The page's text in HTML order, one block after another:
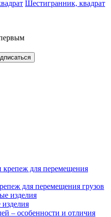
Шестигранник, квадрат
для перемещения грузов